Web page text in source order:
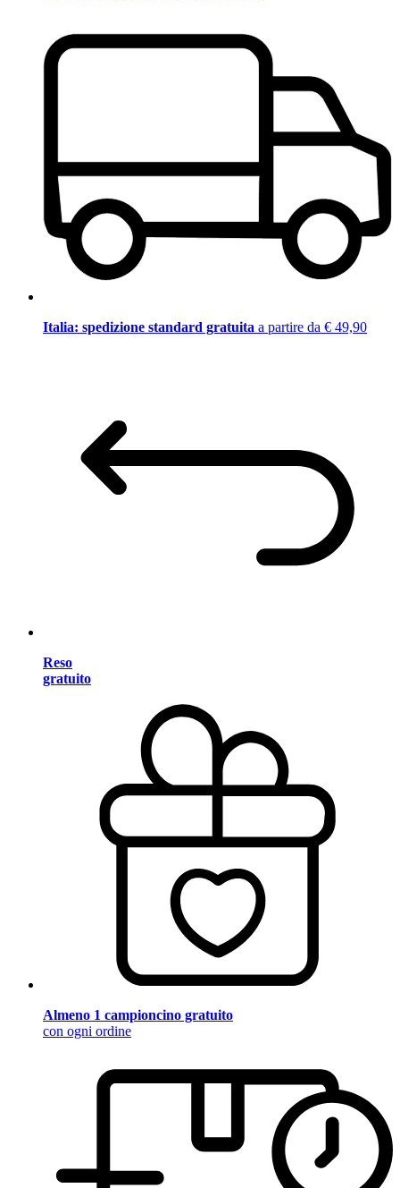
Italia: spedizione standard gratuita a partire da € 49,90
Reso
gratuito
Almeno 1 campioncino gratuito
con ogni ordine